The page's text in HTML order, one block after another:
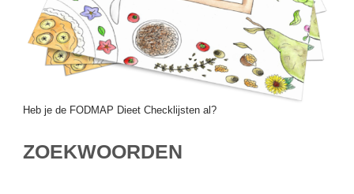
Heb je de FODMAP Dieet Checklijsten al?
ZOEKWOORDEN